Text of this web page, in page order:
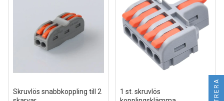
Skruvlös snabbkoppling till 2
1 st. skruvlös